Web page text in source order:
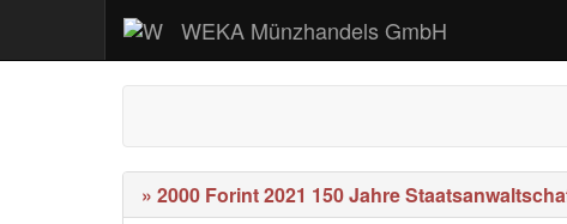
WEKA Münzhandels GmbH
» 2000 Forint 2021 150 Jahre